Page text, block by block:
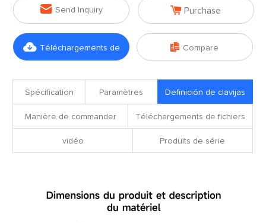
 Send Inquiry  Purchase
 Téléchargements de  Compare
Spécification Paramètres Definición de clavijas
Manière de commander Téléchargements de fichiers
vidéo Produits de série